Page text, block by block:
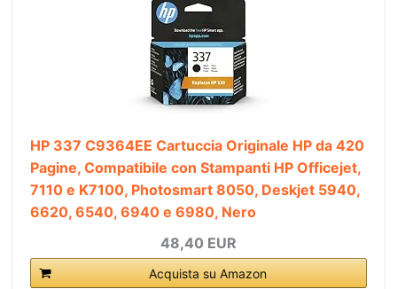
HP 337 C9364EE Cartuccia Originale HP da 420
Pagine, Compatibile con Stampanti HP Officejet,
7110 e K7100, Photosmart 8050, Deskjet 5940,
6620, 6540, 6940 e 6980, Nero
48,40 EUR
Acquista su Amazon